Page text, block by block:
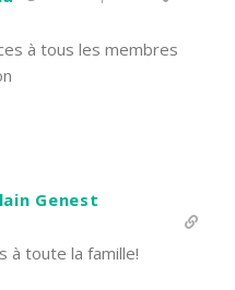
à tous les membres
Genest
à toute la famille!